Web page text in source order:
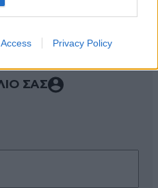
Privacy Policy
ΣΑΣ